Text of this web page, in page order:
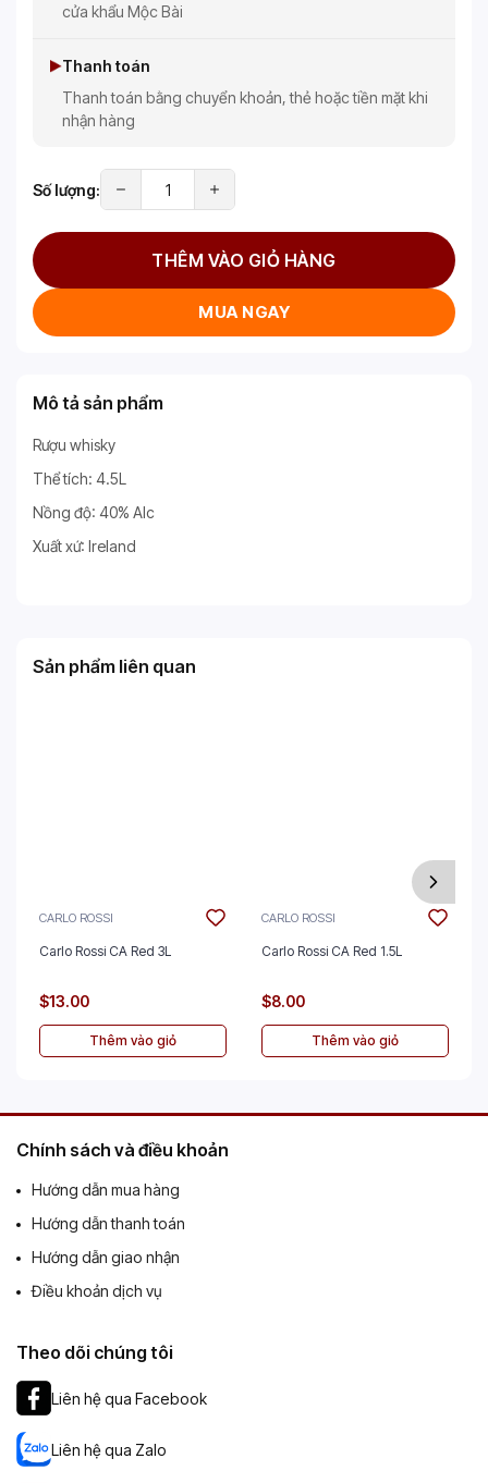
cửa khẩu Mộc Bài
Thanh toán
Thanh toán bằng chuyển khoản, thẻ hoặc tiền mặt khi
nhận hàng
Số lượng:
THÊM VÀO GIỎ HÀNG
MUA NGAY
Mô tả sản phẩm
Rượu whisky
Thể tích: 4.5L
Nồng độ: 40% Alc
Xuất xứ: Ireland
Sản phẩm liên quan
CARLO ROSSI
Carlo Rossi CA Red 3L
$13.00
Thêm vào giỏ
CARLO ROSSI
Carlo Rossi CA Red 1.5L
$8.00
Thêm vào giỏ
Chính sách và điều khoản
Hướng dẫn mua hàng
Hướng dẫn thanh toán
Hướng dẫn giao nhận
Điều khoản dịch vụ
Theo dõi chúng tôi
Liên hệ qua Facebook
Liên hệ qua Zalo